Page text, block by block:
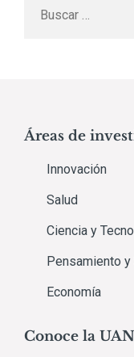
por:
Áreas de
Innovación
Salud
Ciencia y
Pensamiento
Economía
Conoce la